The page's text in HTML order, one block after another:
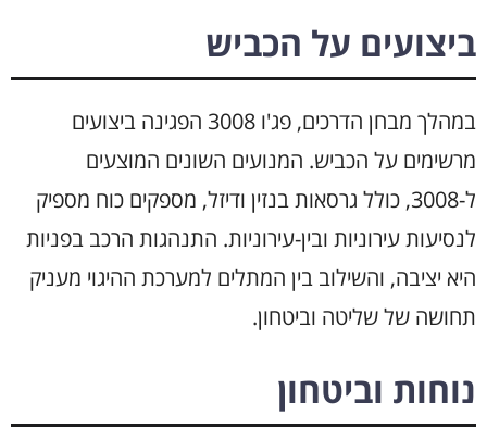
ביצועים על הכביש
במהלך מבחן הדרכים, פג'ו 3008 הפגינה ביצועים
מרשימים על הכביש. המנועים השונים המוצעים
ל-3008, כולל גרסאות בנזין ודיזל, מספקים כוח מספיק
לנסיעות עירוניות ובין-עירוניות. התנהגות הרכב בפניות
היא יציבה, והשילוב בין המתלים למערכת ההיגוי מעניק
תחושה של שליטה וביטחון.
נוחות וביטחון